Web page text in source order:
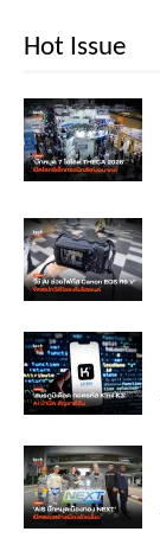
Hot Issue